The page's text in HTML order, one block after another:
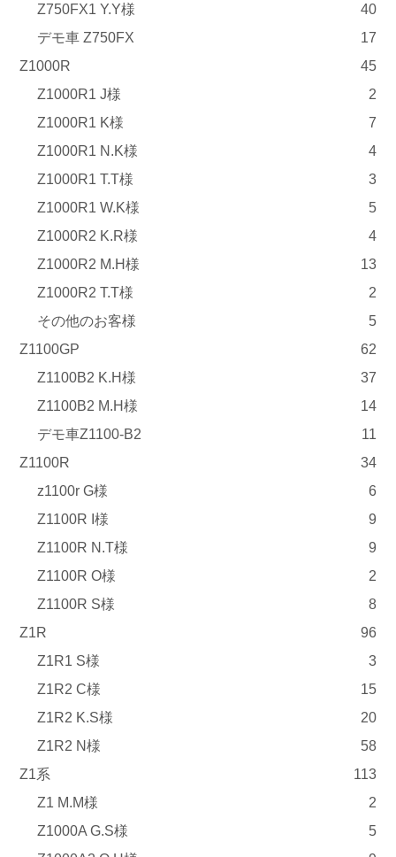
Z750FX1 Y.Y様
40
デモ車 Z750FX
17
Z1000R
45
Z1000R1 J様
2
Z1000R1 K様
7
Z1000R1 N.K様
4
Z1000R1 T.T様
3
Z1000R1 W.K様
5
Z1000R2 K.R様
4
Z1000R2 M.H様
13
Z1000R2 T.T様
2
その他のお客様
5
Z1100GP
62
Z1100B2 K.H様
37
Z1100B2 M.H様
14
デモ車Z1100-B2
11
Z1100R
34
z1100r G様
6
Z1100R I様
9
Z1100R N.T様
9
Z1100R O様
2
Z1100R S様
8
Z1R
96
Z1R1 S様
3
Z1R2 C様
15
Z1R2 K.S様
20
Z1R2 N様
58
Z1系
113
Z1 M.M様
2
Z1000A G.S様
5